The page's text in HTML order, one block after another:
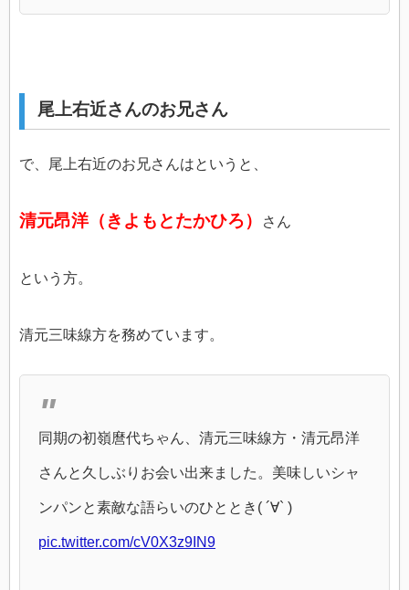
尾上右近さんのお兄さん
で、尾上右近のお兄さんはというと、
清元昂洋（きよもとたかひろ） さん
という方。
清元三味線方を務めています。
同期の初嶺麿代ちゃん、清元三味線方・清元昂洋
さんと久しぶりお会い出来ました。美味しいシャ
ンパンと素敵な語らいのひととき( ´∀` )
pic.twitter.com/cV0X3z9IN9